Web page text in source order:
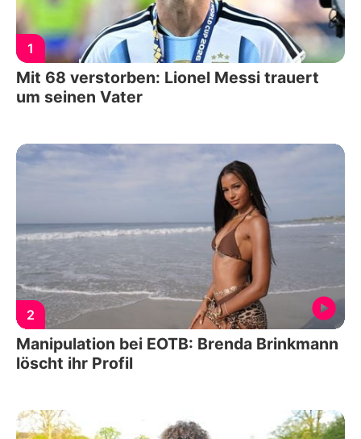
1
Mit 68 verstorben: Lionel Messi trauert
um seinen Vater
2
Manipulation bei EOTB: Brenda Brinkmann
löscht ihr Profil